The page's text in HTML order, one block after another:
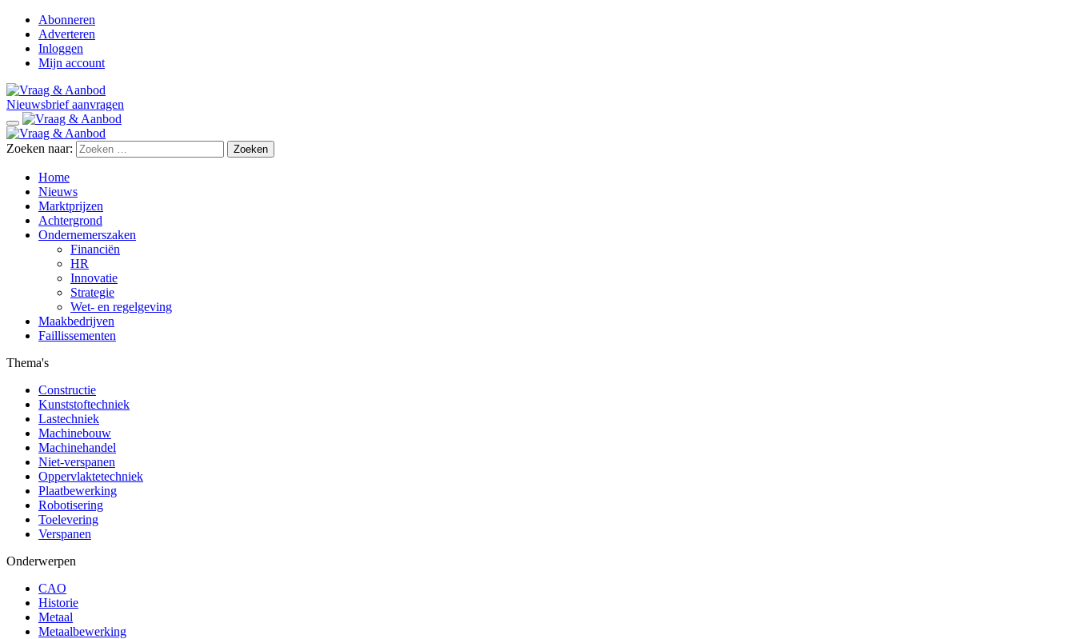
Abonneren
Adverteren
Inloggen
Mijn account
Nieuwsbrief aanvragen
Zoeken naar:
Home
Nieuws
Marktprijzen
Achtergrond
Ondernemerszaken
Financiën
HR
Innovatie
Strategie
Wet- en regelgeving
Maakbedrijven
Faillissementen
Thema's
Constructie
Kunststoftechniek
Lastechniek
Machinebouw
Machinehandel
Niet-verspanen
Oppervlaktetechniek
Plaatbewerking
Robotisering
Toelevering
Verspanen
Onderwerpen
CAO
Historie
Metaal
Metaalbewerking